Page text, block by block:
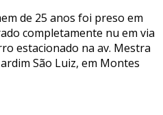
de 25 anos foi preso em
completamente nu em via
estacionado na av. Mestra
São Luiz, em Montes